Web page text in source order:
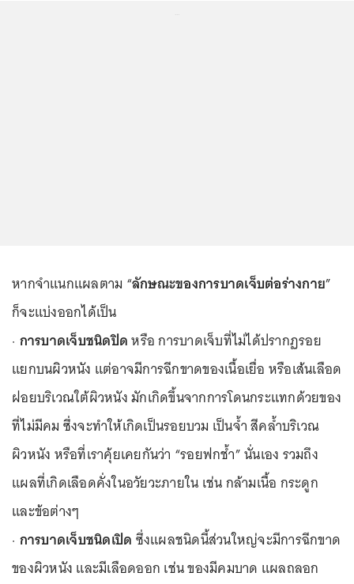
หากจำแนกแผลตาม “ลักษณะของการบาดเจ็บต่อร่างกาย”
ก็จะแบ่งออกได้เป็น
· การบาดเจ็บชนิดปิดหรือ การบาดเจ็บที่ไม่ได้ปรากฏรอย
แยกบนผิวหนัง แต่อาจมีการฉีกขาดของเนื้อเยื่อ หรือเส้นเลือด
ฝอยบริเวณใต้ผิวหนัง มักเกิดขึ้นจากการโดนกระแทกด้วยของ
ที่ไม่มีคม ซึ่งจะทำให้เกิดเป็นรอยบวม เป็นจ้ำ สีคล้ำบริเวณ
ผิวหนัง หรือที่เราคุ้ยเคยกันว่า “รอยฟกช้ำ” นั่นเอง รวมถึง
แผลที่เกิดเลือดคั่งในอวัยวะภายใน เช่น กล้ามเนื้อ กระดูก
และข้อต่างๆ
· การบาดเจ็บชนิดเปิด ซึ่งแผลชนิดนี้ส่วนใหญ่จะมีการฉีกขาด
ของผิวหนัง และมีเลือดออก เช่น ของมีคมบาด แผลถลอก